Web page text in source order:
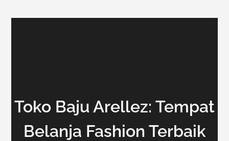
Toko Baju Arellez: Tempat
Belanja Fashion Terbaik